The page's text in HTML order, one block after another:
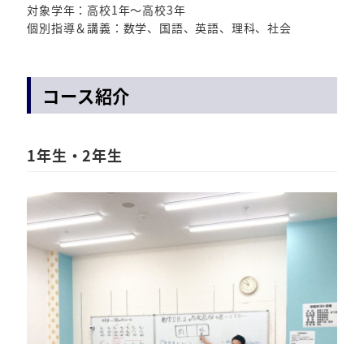
対象学年：高校1年～高校3年
個別指導＆講義：数学、国語、英語、理科、社会
コース紹介
1年生・2年生